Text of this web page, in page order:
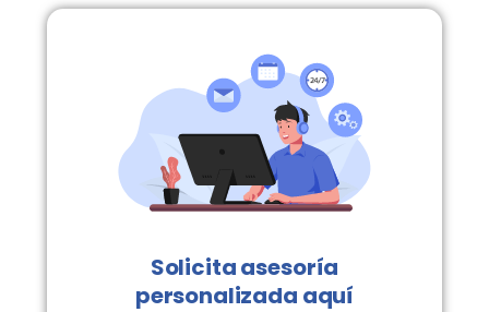
Solicita asesoría
personalizada aquí